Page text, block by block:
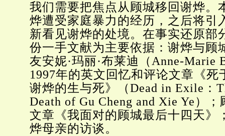
我们需要把焦点从顾城移回谢烨。
烨遭受家庭暴力的经历，之后将引
新看见谢烨的处境。在事实还原部
份一手文献为主要依据：谢烨与顾
友安妮·玛丽·布莱迪（Anne-Marie
1997年的英文回忆和评论文章《死
谢烨的生与死》（Dead in Exile：
Death of Gu Cheng and Xie Ye）
文章《我面对的顾城最后十四天》
烨母亲的访谈。